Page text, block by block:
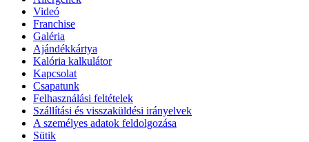
Videó
Franchise
Galéria
Ajándékkártya
Kalória kalkulátor
Kapcsolat
Csapatunk
Felhasználási feltételek
Szállítási és visszaküldési irányelvek
A személyes adatok feldolgozása
Sütik